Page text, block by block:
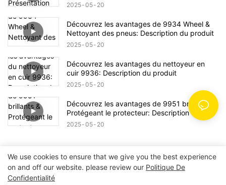
2025 05 20
Découvrez les avantages de 9934 Wheel &
Nettoyant des pneus: Description du produit
2025 05 20
Découvrez les avantages du nettoyeur en
cuir 9936: Description du produit
2025 05 20
Découvrez les avantages de 9951 brillants &
Protégeant le protecteur: Description du
produit
2025 05 20
Copyright © 2026 POWER EAGLE INDUSTRIES, INC. |
We use cookies to ensure that we give you the best experience
on and off our website. please review our Politique De
Confidentialité